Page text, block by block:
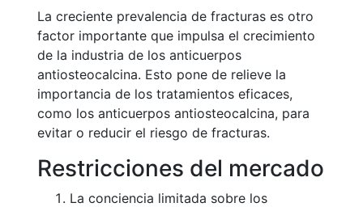
La creciente prevalencia de fracturas es otro
factor importante que impulsa el crecimiento
de la industria de los anticuerpos
antiosteocalcina. Esto pone de relieve la
importancia de los tratamientos eficaces,
como los anticuerpos antiosteocalcina, para
evitar o reducir el riesgo de fracturas.
Restricciones del mercado
La conciencia limitada sobre los